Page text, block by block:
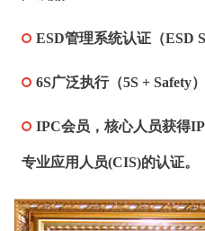
ESD管理系统认证（ESD
6S广泛执行（5S + Safety）
IPC会员，核心人员获得
专业应用人员(CIS)的认证。